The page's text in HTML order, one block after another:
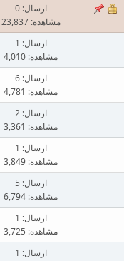
ارسال: 0
مشاهده: 23,837
ارسال: 1
مشاهده: 4,010
ارسال: 6
مشاهده: 4,781
ارسال: 2
مشاهده: 3,361
ارسال: 1
مشاهده: 3,849
ارسال: 5
مشاهده: 6,794
ارسال: 1
مشاهده: 3,725
ارسال: 1